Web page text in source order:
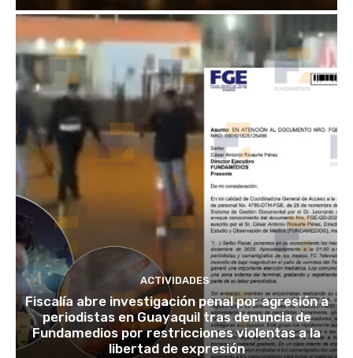
ACTIVIDADES
Fiscalía abre investigación penal por agresión a
periodistas en Guayaquil tras denuncia de
Fundamedios por restricciones violentas a la
libertad de expresión